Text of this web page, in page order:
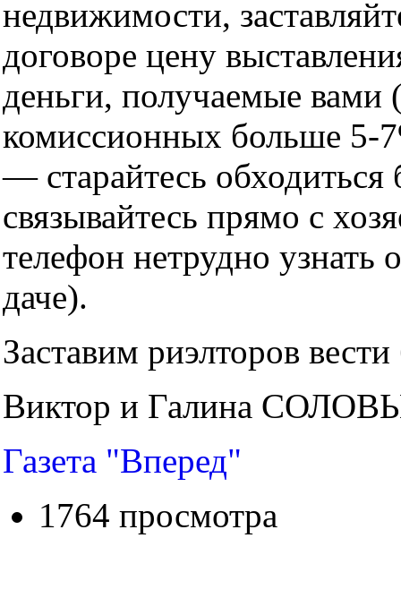
недвижимости,
договоре цену
деньги, получаемые вами
комиссионных больше 5-
— старайтесь обходиться
связывайтесь прямо с
телефон нетрудно узнать
даче).
Заставим риэлторов
Виктор и Галина
Газета "Вперед"
1764 просмотра